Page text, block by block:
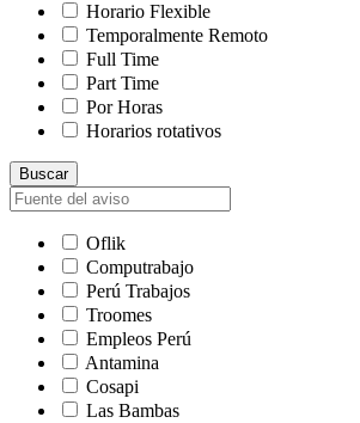
Horario Flexible
Temporalmente Remoto
Full Time
Part Time
Por Horas
Horarios rotativos
Buscar
Oflik
Computrabajo
Perú Trabajos
Troomes
Empleos Perú
Antamina
Cosapi
Las Bambas